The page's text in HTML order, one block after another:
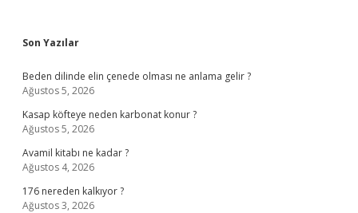
Sidebar
Son Yazılar
Beden dilinde elin çenede olması ne anlama gelir ?
Ağustos 5, 2026
Kasap köfteye neden karbonat konur ?
Ağustos 5, 2026
Avamil kitabı ne kadar ?
Ağustos 4, 2026
176 nereden kalkıyor ?
Ağustos 3, 2026